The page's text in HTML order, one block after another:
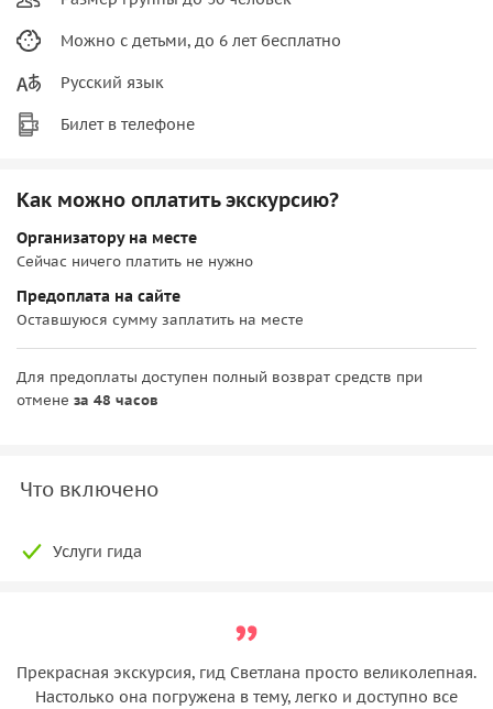
Можно с детьми, до 6 лет бесплатно
Русский язык
Билет в телефоне
Как можно оплатить экскурсию?
Организатору на месте
Сейчас ничего платить не нужно
Предоплата на сайте
Оставшуюся сумму заплатить на месте
Для предоплаты доступен полный возврат средств при
отмене за 48 часов
Что включено
Услуги гида
Прекрасная экскурсия, гид Светлана просто великолепная.
Настолько она погружена в тему, легко и доступно все